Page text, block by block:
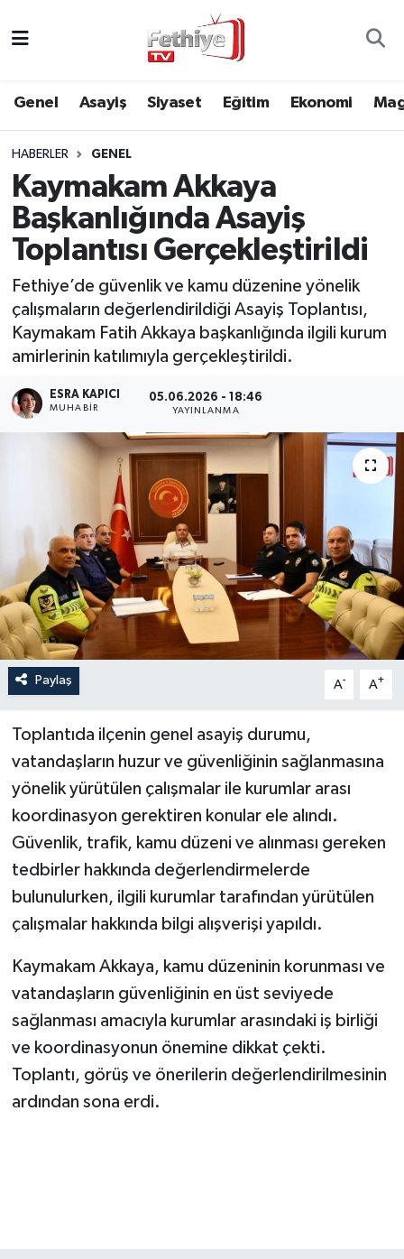
Genel Asayiş Siyaset Eğitim Ekonomi
HABERLER GENEL
Kaymakam Akkaya
Başkanlığında Asayiş
Toplantısı Gerçekleştirildi
Fethiye’de güvenlik ve kamu düzenine yönelik
çalışmaların değerlendirildiği Asayiş Toplantısı,
Kaymakam Fatih Akkaya başkanlığında ilgili kurum
amirlerinin katılımıyla gerçekleştirildi.
ESRA KAPICI
MUHABİR
05.06.2026 - 18:46
YAYINLANMA
Paylaş A- A+
Toplantıda ilçenin genel asayiş durumu,
vatandaşların huzur ve güvenliğinin sağlanmasına
yönelik yürütülen çalışmalar ile kurumlar arası
koordinasyon gerektiren konular ele alındı.
Güvenlik, trafik, kamu düzeni ve alınması gereken
tedbirler hakkında değerlendirmelerde
bulunulurken, ilgili kurumlar tarafından yürütülen
çalışmalar hakkında bilgi alışverişi yapıldı.
Kaymakam Akkaya, kamu düzeninin korunması ve
vatandaşların güvenliğinin en üst seviyede
sağlanması amacıyla kurumlar arasındaki iş birliği
ve koordinasyonun önemine dikkat çekti.
Toplantı, görüş ve önerilerin değerlendirilmesinin
ardından sona erdi.
Asayiş
Eğitim
Ekonomi
Kültür
Spor
Turizm
Muğla Hava Durumu
Muğla Namaz Vakitleri
Muğla Trafik Yoğunluk Haritası
Süper Lig Puan Durumu ve Fikstür
Tüm Manşetler
Son Dakika Haberleri
Haber Arşivi